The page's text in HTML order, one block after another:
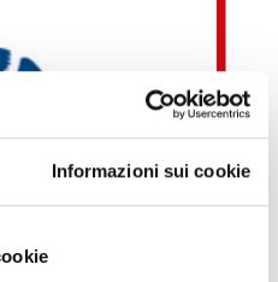
Informazioni sui cookie